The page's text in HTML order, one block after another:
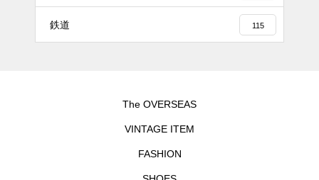
鉄道 115
The OVERSEAS
VINTAGE ITEM
FASHION